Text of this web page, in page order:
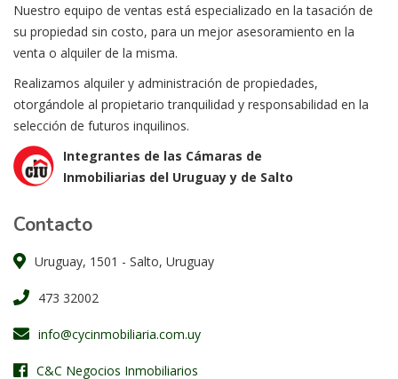
Nuestro equipo de ventas está especializado en la tasación de
su propiedad sin costo, para un mejor asesoramiento en la
venta o alquiler de la misma.
Realizamos alquiler y administración de propiedades,
otorgándole al propietario tranquilidad y responsabilidad en la
selección de futuros inquilinos.
Integrantes de las Cámaras de
Inmobiliarias del Uruguay y de Salto
Contacto
Uruguay, 1501 - Salto, Uruguay
473 32002
info@cycinmobiliaria.com.uy
C&C Negocios Inmobiliarios